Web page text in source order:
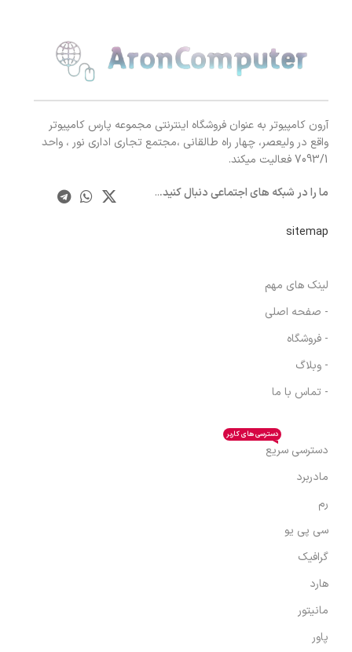
آرون کامپیوتر به عنوان فروشگاه اینترنتی مجموعه پارس کامپیوتر
واقع در ولیعصر، چهار راه طالقانی ،مجتمع تجاری اداری نور ، واحد
7093/1 فعالیت میکند.
ما را در شبکه های اجتماعی دنبال کنید...
sitemap
لینک های مهم
- صفحه اصلی
- فروشگاه
- وبلاگ
- تماس با ما
دسترسی سریع
دسترسی های کاربر
مادربرد
رم
سی پی یو
گرافیک
هارد
مانیتور
پاور